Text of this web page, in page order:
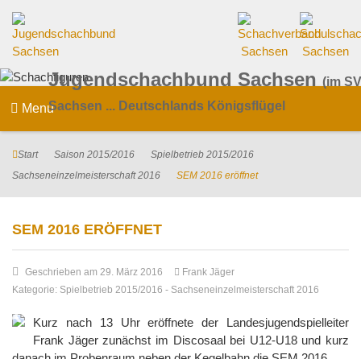
Jugendschachbund Sachsen (im
Sachsen ... Deutschlands Königsflügel
Menu
Start Saison 2015/2016
Spielbetrieb 2015/2016
Sachseneinzelmeisterschaft 2016
SEM 2016 eröffnet
SEM 2016 ERÖFFNET
Geschrieben am 29. März 2016
Frank Jäger
Kategorie: Spielbetrieb 2015/2016 - Sachseneinzelmeisterschaft 2016
Kurz nach 13 Uhr eröffnete der Landesjugendspielleiter
Frank Jäger zunächst im Discosaal bei U12-U18 und kurz